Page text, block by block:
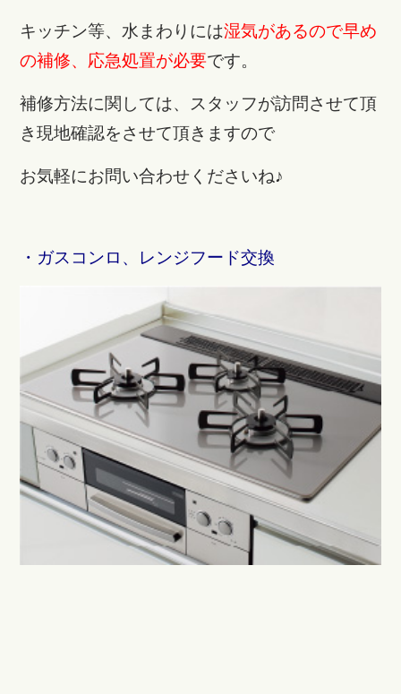
キッチン等、水まわりには湿気があるので早め
の補修、応急処置が必要です。
補修方法に関しては、スタッフが訪問させて頂
き現地確認をさせて頂きますので
お気軽にお問い合わせくださいね♪
・ガスコンロ、レンジフード交換